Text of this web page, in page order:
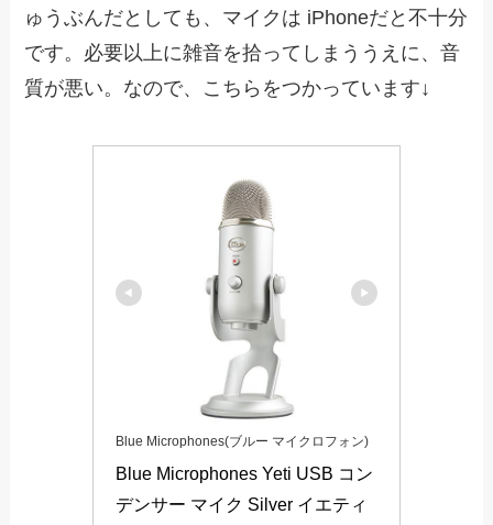
ゅうぶんだとしても、マイクは iPhoneだと不十分
です。必要以上に雑音を拾ってしまううえに、音
質が悪い。なので、こちらをつかっています↓
Blue Microphones(ブルー マイクロフォン)
Blue Microphones Yeti USB コン
デンサー マイク Silver イエティ